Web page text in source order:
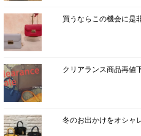
買うならこの機会に是
クリアランス商品再値
冬のお出かけをオシャ